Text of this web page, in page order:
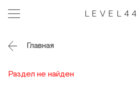
LEVEL44
Главная
Раздел не найден